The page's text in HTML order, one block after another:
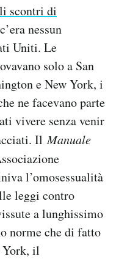
scontri di
nessun
Uniti. Le
solo a San
e New York, i
ne facevano parte
vivere senza venir
IlManuale
l’omosessualità
leggi contro
a lunghissimo
norme che di fatto
York, il